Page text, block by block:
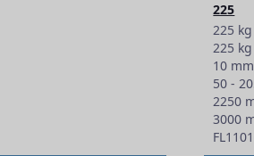
225
225 kg
225 kg
10 mm
50 -
2250
3000